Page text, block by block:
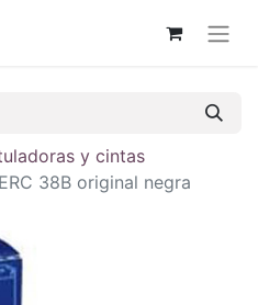
y cintas
38B original negra